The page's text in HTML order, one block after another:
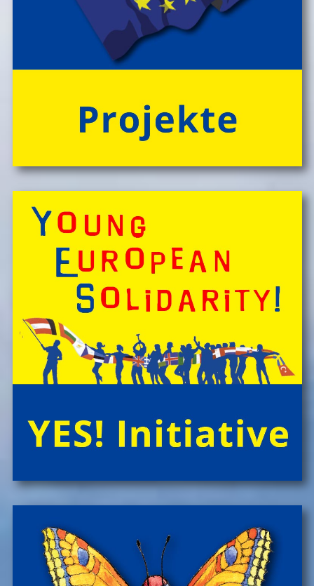
um die Uhr um das Wohl der Kinder, fĂźr Bewegung
und Freude im Camp-Alltag, â€Ś ebenso fĂźr die
gemeinsam vor Ort, in der speziellen Outdoor-Station
'CateringInsel' frisch zubereiteten, kĂśstlichen Bio-
Mahlzeiten!
Spontan anfragen,